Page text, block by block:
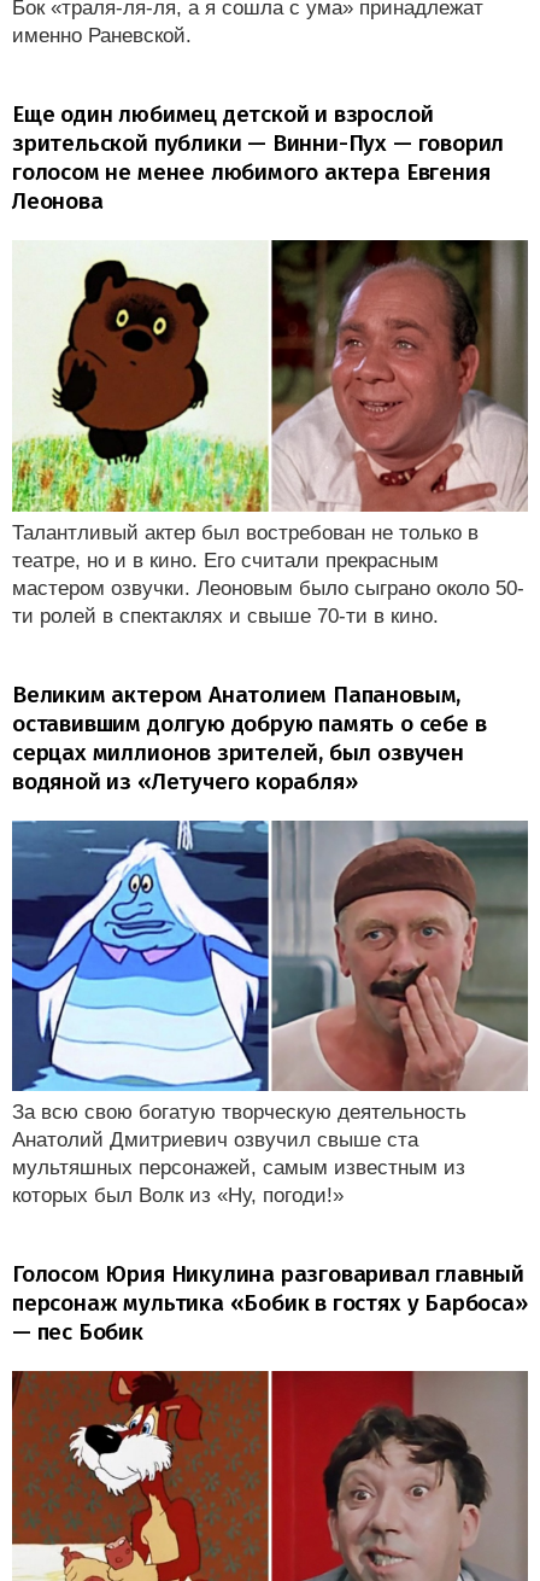
Бок «траля-ля-ля, а я сошла с ума» принадлежат
именно Раневской.
Еще один любимец детской и взрослой
зрительской публики — Винни-Пух — говорил
голосом не менее любимого актера Евгения
Леонова
Талантливый актер был востребован не только в
театре, но и в кино. Его считали прекрасным
мастером озвучки. Леоновым было сыграно около 50-
ти ролей в спектаклях и свыше 70-ти в кино.
Великим актером Анатолием Папановым,
оставившим долгую добрую память о себе в
серцах миллионов зрителей, был озвучен
водяной из «Летучего корабля»
За всю свою богатую творческую деятельность
Анатолий Дмитриевич озвучил свыше ста
мультяшных персонажей, самым известным из
которых был Волк из «Ну, погоди!»
Голосом Юрия Никулина разговаривал главный
персонаж мультика «Бобик в гостях у Барбоса»
— пес Бобик